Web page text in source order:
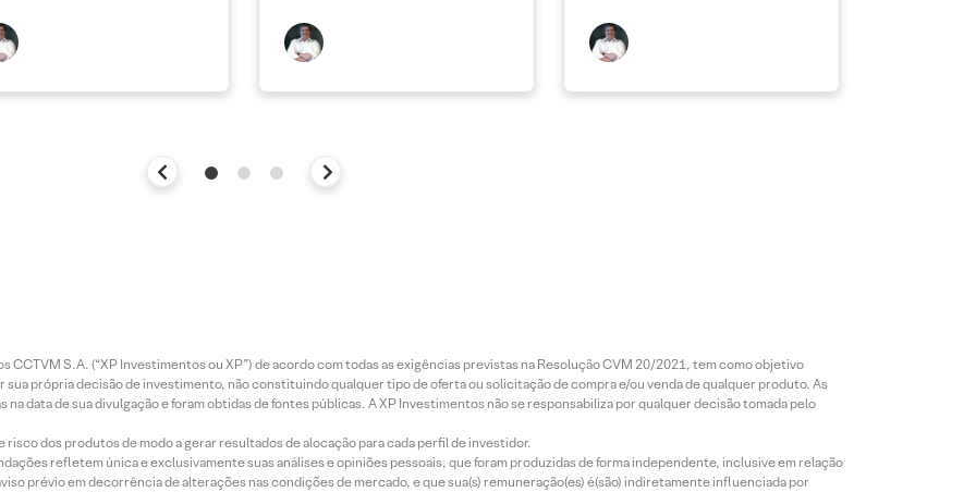
CCTVM S.A. (“XP Investimentos ou XP”) de acordo com todas as exigências previstas na Resolução CVM 20/2021, tem como objetivo
própria decisão de investimento, não constituindo qualquer tipo de oferta ou solicitação de compra e/ou venda de qualquer produto. As
data de sua divulgação e foram obtidas de fontes públicas. A XP Investimentos não se responsabiliza por qualquer decisão tomada pelo
dos produtos de modo a gerar resultados de alocação para cada perfil de investidor.
refletem única e exclusivamente suas análises e opiniões pessoais, que foram produzidas de forma independente, inclusive em relação
prévio em decorrência de alterações nas condições de mercado, e que sua(s) remuneração(es) é(são) indiretamente influenciada por